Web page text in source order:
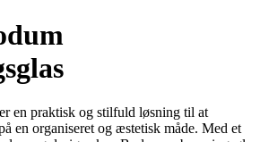
en praktisk og stilfuld løsning til at
en organiseret og æstetisk måde. Med et